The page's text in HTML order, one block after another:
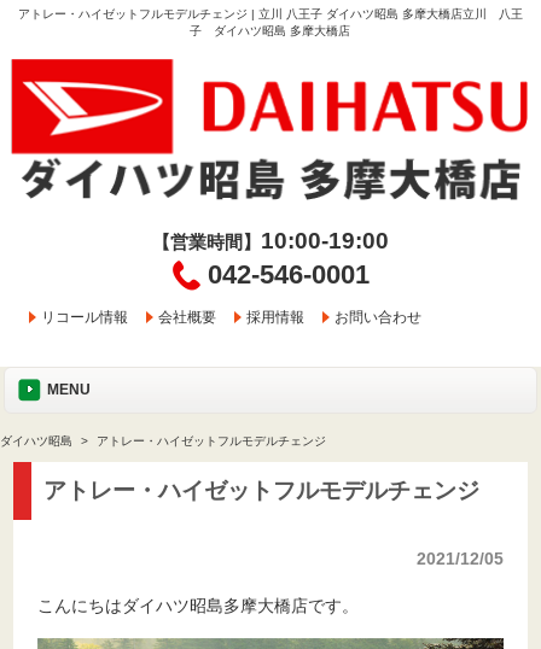
アトレー・ハイゼットフルモデルチェンジ | 立川 八王子 ダイハツ昭島 多摩大橋店立川 八王
子 ダイハツ昭島 多摩大橋店
【営業時間】 10:00-19:00
042-546-0001
リコール情報 会社概要 採用情報 お問い合わせ
MENU
ダイハツ昭島 アトレー・ハイゼットフルモデルチェンジ
アトレー・ハイゼットフルモデルチェンジ
2021/12/05
こんにちはダイハツ昭島多摩大橋店です。